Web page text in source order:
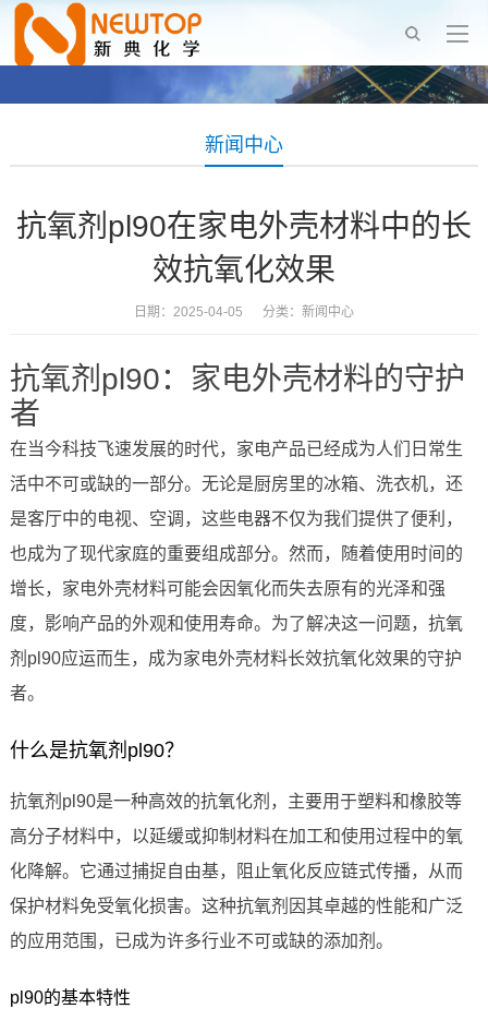
新闻中心
抗氧剂pl90在家电外壳材料中的长
效抗氧化效果
日期：2025-04-05 分类： 新闻中心
抗氧剂pl90：家电外壳材料的守护
者
在当今科技飞速发展的时代，家电产品已经成为人们日常生
活中不可或缺的一部分。无论是厨房里的冰箱、洗衣机，还
是客厅中的电视、空调，这些电器不仅为我们提供了便利，
也成为了现代家庭的重要组成部分。然而，随着使用时间的
增长，家电外壳材料可能会因氧化而失去原有的光泽和强
度，影响产品的外观和使用寿命。为了解决这一问题，抗氧
剂pl90应运而生，成为家电外壳材料长效抗氧化效果的守护
者。
什么是抗氧剂pl90？
抗氧剂pl90是一种高效的抗氧化剂，主要用于塑料和橡胶等
高分子材料中，以延缓或抑制材料在加工和使用过程中的氧
化降解。它通过捕捉自由基，阻止氧化反应链式传播，从而
保护材料免受氧化损害。这种抗氧剂因其卓越的性能和广泛
的应用范围，已成为许多行业不可或缺的添加剂。
pl90的基本特性